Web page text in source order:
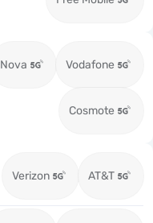
Nova Vodafone
Cosmote
Verizon AT&T